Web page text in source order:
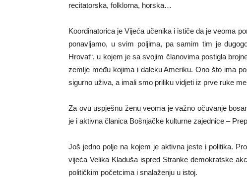
recitatorska, folklorna, horska…
Koordinatorica je Vijeća učenika i ističe da je veoma
ponavljamo, u svim poljima, pa samim tim je
Hrovat“, u kojem je sa svojim članovima postigla
zemlje među kojima i daleku Ameriku. Ono što ima
sigurno uživa, a imali smo priliku vidjeti iz prve ruke
Za ovu uspješnu ženu veoma je važno očuvanje
je i aktivna članica Bošnjačke kulturne zajednice –
Još jedno polje na kojem je aktivna jeste i politika.
vijeća Velika Kladuša ispred Stranke demokratske
političkim početcima i snalaženju u istoj.